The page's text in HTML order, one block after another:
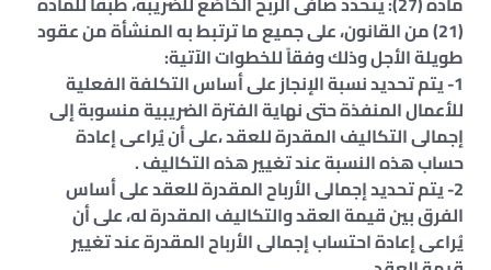
(21) من القانون، على جميع ما ترتبط به المنشأة من عقود
طويلة الأجل وذلك وفقاً للخطوات الآتية:
1- يتم تحديد نسبة الإنجاز على أساس التكلفة الفعلية
للأعمال المنفذة حتى نهاية الفترة الضريبية منسوبة إلى
إجمالى التكاليف المقدرة للعقد ،على أن يُراعى إعادة
حساب هذه النسبة عند تغيير هذه التكاليف .
2- يتم تحديد إجمالى الأرباح المقدرة للعقد على أساس
الفرق بين قيمة العقد والتكاليف المقدرة له، على أن
يُراعى إعادة احتساب إجمالى الأرباح المقدرة عند تغيير